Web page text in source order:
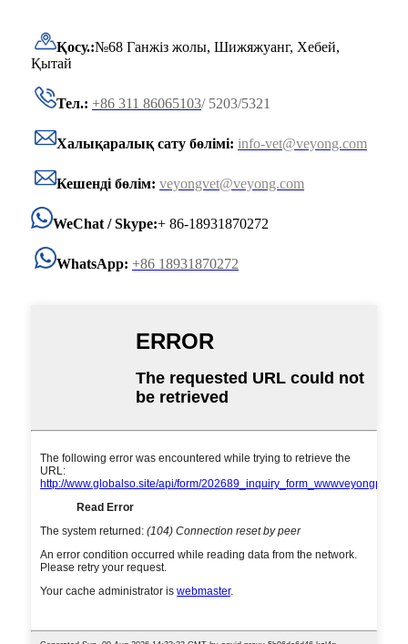
Қосу.:№68 Ганжіз жолы, Шижяжуанг, Хебей,
Қытай
Тел.: +86 311 86065103/ 5203/5321
Халықаралық сату бөлімі: info-vet@veyong.com
Кешенді бөлім: veyongvet@veyong.com
WeChat / Skype:+ 86-18931870272
WhatsApp: +86 18931870272